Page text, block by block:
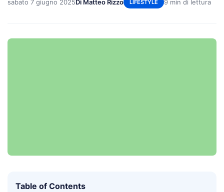
sabato 7 giugno 2025Di Matteo Rizzo LIFESTYLE 9 min di lettura
Table of Contents